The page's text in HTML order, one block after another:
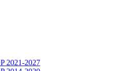
2021-2027